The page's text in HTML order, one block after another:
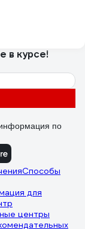
в курсе!
по
Способы
для
центры